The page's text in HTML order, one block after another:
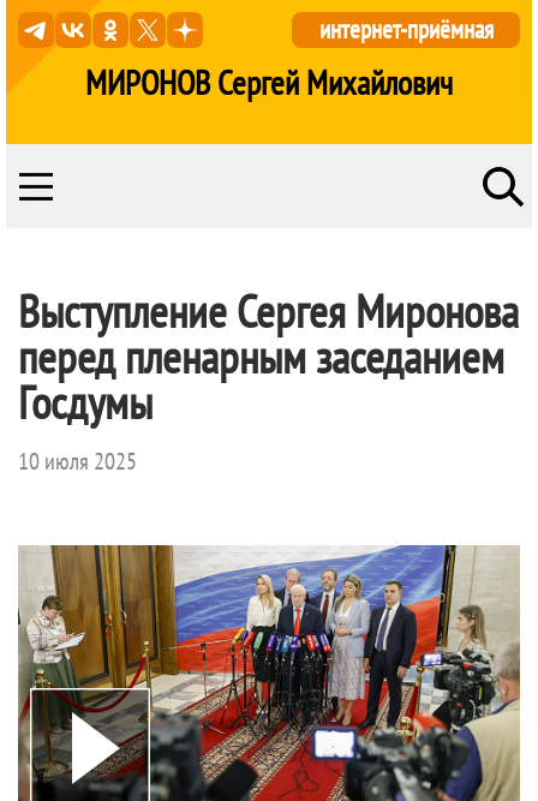
МИРОНОВ Сергей Михайлович
интернет-приёмная
Выступление Сергея Миронова
перед пленарным заседанием
Госдумы
10 июля 2025